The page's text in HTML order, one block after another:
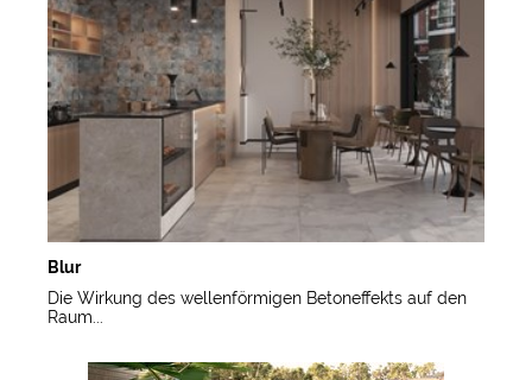
Blur
Die Wirkung des wellenförmigen Betoneffekts auf den
Raum...